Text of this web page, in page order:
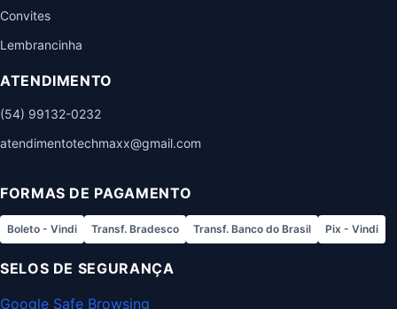
Convites
Lembrancinha
ATENDIMENTO
(54) 99132-0232
atendimentotechmaxx@gmail.com
FORMAS DE PAGAMENTO
Boleto - Vindi Transf. Bradesco Transf. Banco do Brasil Pix - Vindi
SELOS DE SEGURANÇA
Google Safe Browsing